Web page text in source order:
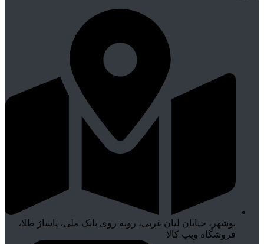
بوشهر، خیابان لیان غربی، روبه روی بانک ملی، پاساژ طلا،
فروشگاه ویپ کالا